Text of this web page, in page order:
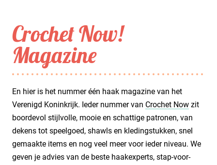
Crochet Now!
Magazine
En hier is het nummer één haak magazine van het
Verenigd Koninkrijk. Ieder nummer van Crochet Now zit
boordevol stijlvolle, mooie en schattige patronen, van
dekens tot speelgoed, shawls en kledingstukken, snel
gemaakte items en nog veel meer voor ieder niveau. We
geven je advies van de beste haakexperts, stap-voor-